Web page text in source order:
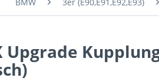
Upgrade